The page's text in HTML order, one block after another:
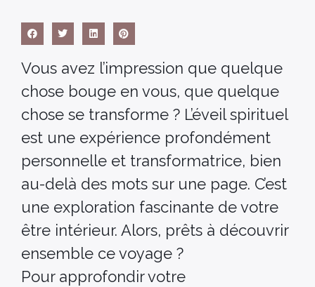
Vous avez l’impression que quelque
chose bouge en vous, que quelque
chose se transforme ? L’éveil spirituel
est une expérience profondément
personnelle et transformatrice, bien
au-delà des mots sur une page. C’est
une exploration fascinante de votre
être intérieur. Alors, prêts à découvrir
ensemble ce voyage ?
Pour approfondir votre